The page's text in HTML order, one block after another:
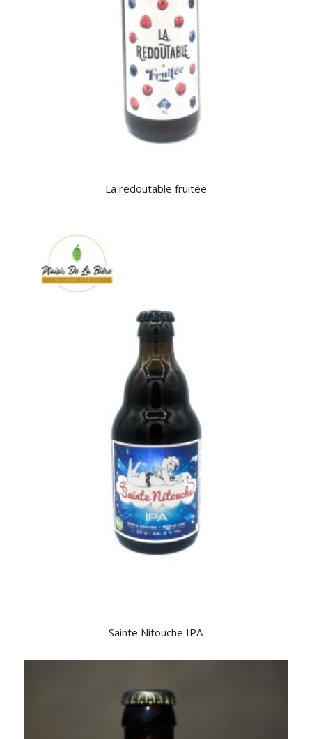
La redoutable fruitée
Sainte Nitouche IPA